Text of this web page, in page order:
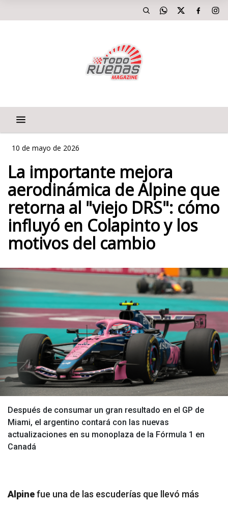
10 de mayo de 2026
La importante mejora
aerodinámica de Alpine que
retorna al "viejo DRS": cómo
influyó en Colapinto y los
motivos del cambio
Después de consumar un gran resultado en el GP de
Miami, el argentino contará con las nuevas
actualizaciones en su monoplaza de la Fórmula 1 en
Canadá
Alpinefue una de las escuderías que llevó más